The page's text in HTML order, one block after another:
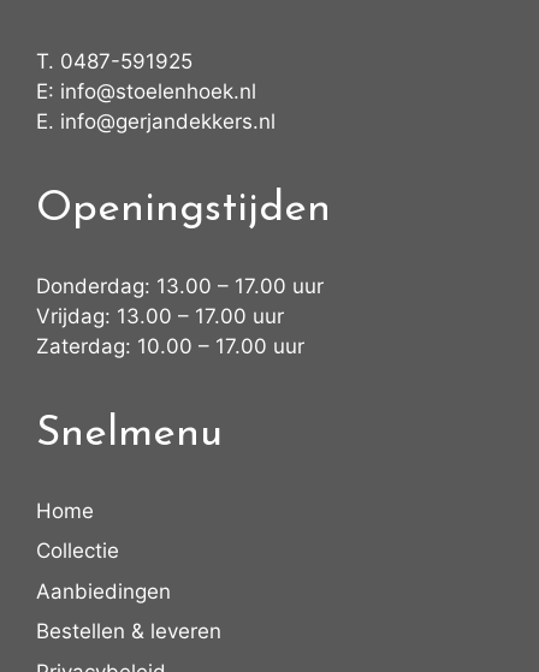
T. 0487-591925
E: info@stoelenhoek.nl
E. info@gerjandekkers.nl
Openingstijden
Donderdag: 13.00 – 17.00 uur
Vrijdag: 13.00 – 17.00 uur
Zaterdag: 10.00 – 17.00 uur
Snelmenu
Home
Collectie
Aanbiedingen
Bestellen & leveren